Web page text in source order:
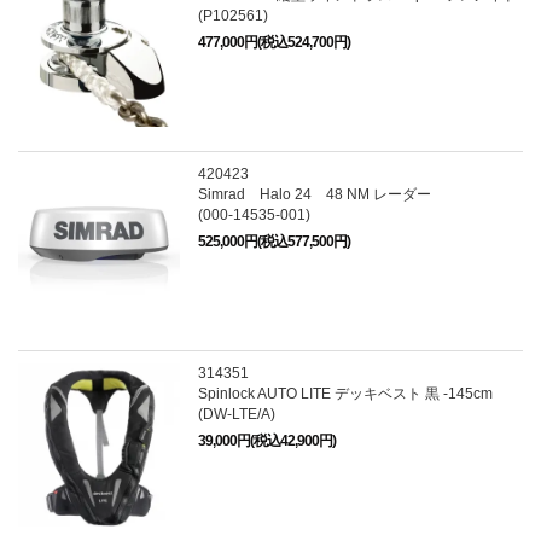
(P102561)
477,000円(税込524,700円)
420423
Simrad Halo 24 48 NM レーダー
(000-14535-001)
525,000円(税込577,500円)
314351
Spinlock AUTO LITE デッキベスト 黒 -145cm
(DW-LTE/A)
39,000円(税込42,900円)